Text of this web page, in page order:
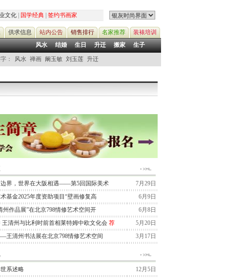
文化| 国学经典| 签约书画家
供求信息 站内公告 销售排行 名家推荐
装裱培训
风水 结婚 生日 升迁 搬家 生子
： 风水 禅画 阚玉敏 刘玉莲 升迁
边界，世界在大阪相遇——第5回国际美术
7月29日
基金2025年度资助项目“壁画修复高
6月9日
作品展”在北京798情修艺术空间开
6月8日
王清州与比利时前首相莱特姆中欧文化会 荐
5月20日
王清州书法展在北京798情修艺术空间 3月17日
系述略
12月5日